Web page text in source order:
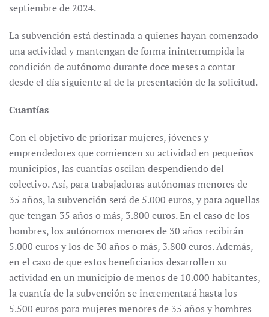
septiembre de 2024.
La subvención está destinada a quienes hayan comenzado
una actividad y mantengan de forma ininterrumpida la
condición de autónomo durante doce meses a contar
desde el día siguiente al de la presentación de la solicitud.
Cuantías
Con el objetivo de priorizar mujeres, jóvenes y
emprendedores que comiencen su actividad en pequeños
municipios, las cuantías oscilan despendiendo del
colectivo. Así, para trabajadoras autónomas menores de
35 años, la subvención será de 5.000 euros, y para aquellas
que tengan 35 años o más, 3.800 euros. En el caso de los
hombres, los autónomos menores de 30 años recibirán
5.000 euros y los de 30 años o más, 3.800 euros. Además,
en el caso de que estos beneficiarios desarrollen su
actividad en un municipio de menos de 10.000 habitantes,
la cuantía de la subvención se incrementará hasta los
5.500 euros para mujeres menores de 35 años y hombres